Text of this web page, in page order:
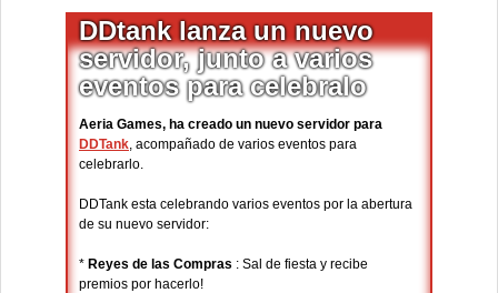
DDtank lanza un nuevo
servidor, junto a varios
eventos para celebralo
Aeria Games, ha creado un nuevo servidor para
DDTank, acompañado de varios eventos para
celebrarlo.
DDTank esta celebrando varios eventos por la abertura
de su nuevo servidor:
* Reyes de las Compras : Sal de fiesta y recibe
premios por hacerlo!